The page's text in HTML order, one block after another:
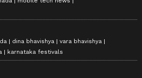
dina bhavishya
vara bhavishya
karnataka festivals